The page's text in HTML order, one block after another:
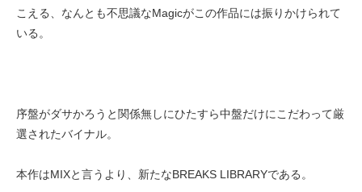
こえる、なんとも不思議なMagicがこの作品には振りかけられて
いる。
序盤がダサかろうと関係無しにひたすら中盤だけにこだわって厳
選されたバイナル。
本作はMIXと言うより、新たなBREAKS LIBRARYである。